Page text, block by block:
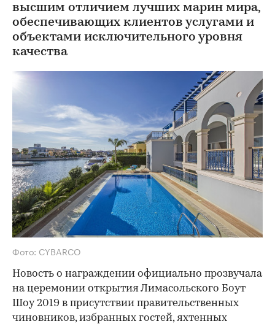
высшим отличием лучших марин мира,
обеспечивающих клиентов услугами и
объектами исключительного уровня
качества
Фото: CYBARCO
Новость о награждении официально прозвучала
на церемонии открытия Лимасольского Боут
Шоу 2019 в присутствии правительственных
чиновников, избранных гостей, яхтенных